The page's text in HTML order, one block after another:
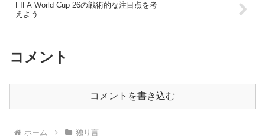
FIFA World Cup 26の戦術的な注目点を考
えよう
コメント
コメントを書き込む
ホーム 独り言